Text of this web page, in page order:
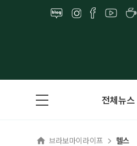
전체뉴스
브라보마이라이프 헬스